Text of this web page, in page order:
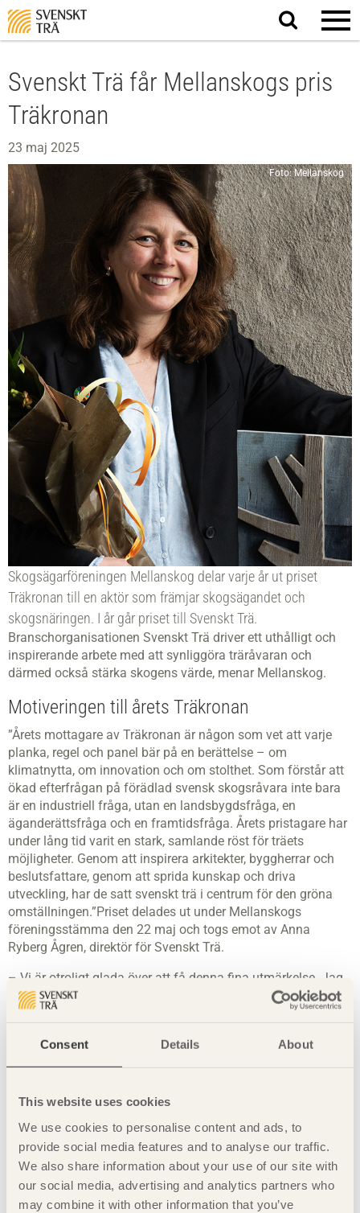
Consent Details About
This website uses cookies
We use cookies to personalise content and ads, to
provide social media features and to analyse our traffic.
We also share information about your use of our site with
our social media, advertising and analytics partners who
may combine it with other information that you’ve
Sök
på
Svenskt Trä får Mellanskogs pris
Träkronan
23 maj 2025
Foto: Mellanskog
Skogsägarföreningen Mellanskog delar varje år ut priset
Träkronan till en aktör som främjar skogsägandet och
skogsnäringen. I år går priset till Svenskt Trä.
Branschorganisationen Svenskt Trä driver ett uthålligt och
inspirerande arbete med att synliggöra träråvaran och
därmed också stärka skogens värde, menar Mellanskog.
Motiveringen till årets Träkronan
”Årets mottagare av Träkronan är någon som vet att varje
planka, regel och panel bär på en berättelse – om
klimatnytta, om innovation och om stolthet. Som förstår att
ökad efterfrågan på förädlad svensk skogsråvara inte bara
är en industriell fråga, utan en landsbygdsfråga, en
äganderättsfråga och en framtidsfråga. Årets pristagare har
under lång tid varit en stark, samlande röst för träets
möjligheter. Genom att inspirera arkitekter, byggherrar och
beslutsfattare, genom att sprida kunskap och driva
utveckling, har de satt svenskt trä i centrum för den gröna
omställningen.”Priset delades ut under Mellanskogs
föreningsstämma den 22 maj och togs emot av Anna
Ryberg Ågren, direktör för Svenskt Trä.
– Vi är otroligt glada över att få denna fina utmärkelse. Jag
ser det som ett bevis på hela värdekedjans betydelse för att
skogens värden tas vidare ut i samhället. Träkronan är också
kunskap om trä, träprodukter och träbyggande även stärker
skogsägarna. Alla vi som jobbar på Svenskt Trä tror starkt
vårt jobb känns ännu mer värdefullt, säger Anna Ryberg
Ågren.